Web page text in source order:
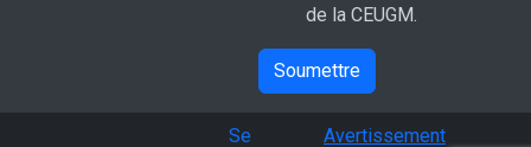
de la CEUGM.
Soumettre
User account menu
Se Avertissement